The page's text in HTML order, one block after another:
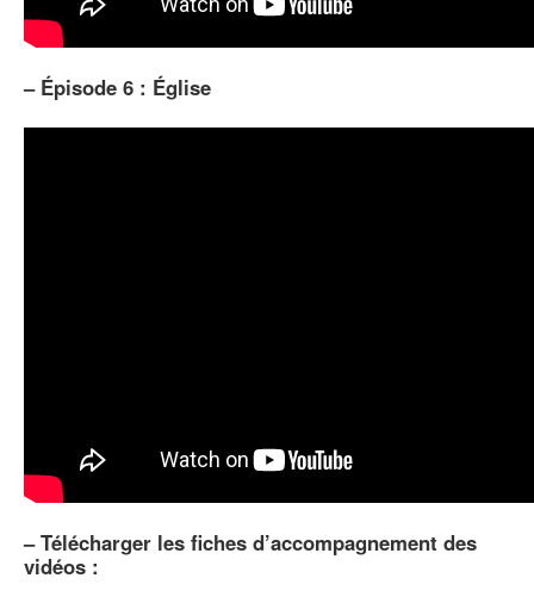
– Épisode 6 : Église
– Télécharger les fiches d’accompagnement des
vidéos :